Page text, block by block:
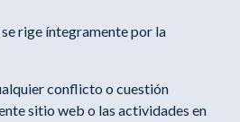
rige íntegramente por la
conflicto o cuestión
sitio web o las actividades en